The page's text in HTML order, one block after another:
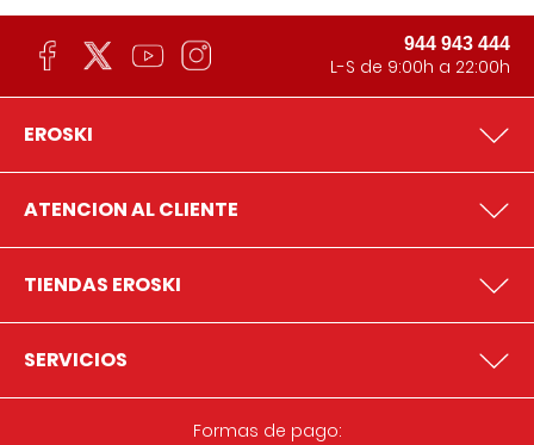
944 943 444
L-S de 9:00h a 22:00h
EROSKI
ATENCION AL CLIENTE
TIENDAS EROSKI
SERVICIOS
Formas de pago: